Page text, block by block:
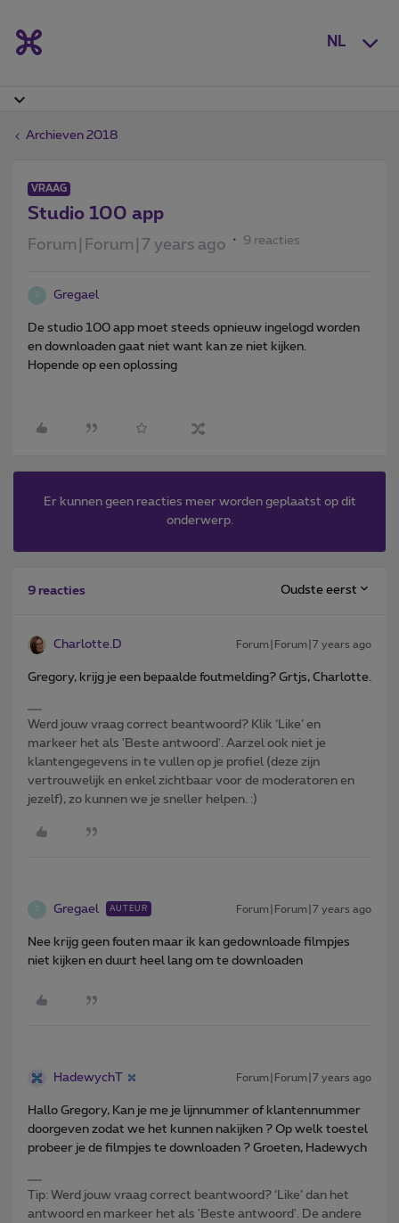
NL
Archieven 2018
VRAAG
Studio 100 app
Forum|Forum|7 years ago 9 reacties
G Gregael
De studio 100 app moet steeds opnieuw ingelogd worden
en downloaden gaat niet want kan ze niet kijken.
Hopende op een oplossing
Er kunnen geen reacties meer worden geplaatst op dit
onderwerp.
9 reacties Oudste eerst
Charlotte.D Forum|Forum|7 years ago
Gregory, krijg je een bepaalde foutmelding? Grtjs, Charlotte.
Werd jouw vraag correct beantwoord? Klik ‘Like’ en
markeer het als 'Beste antwoord'. Aarzel ook niet je
klantengegevens in te vullen op je profiel (deze zijn
vertrouwelijk en enkel zichtbaar voor de moderatoren en
jezelf), zo kunnen we je sneller helpen. :)
G Gregael AUTEUR Forum|Forum|7 years ago
Nee krijg geen fouten maar ik kan gedownloade filmpjes
niet kijken en duurt heel lang om te downloaden
HadewychT Forum|Forum|7 years ago
Hallo Gregory, Kan je me je lijnnummer of klantennummer
doorgeven zodat we het kunnen nakijken ? Op welk toestel
probeer je de filmpjes te downloaden ? Groeten, Hadewych
Tip: Werd jouw vraag correct beantwoord? ‘Like’ dan het
antwoord en markeer het als 'Beste antwoord'. De andere